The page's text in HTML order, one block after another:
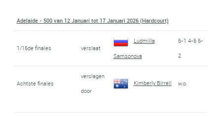
Adelaide - 500 van 12 Januari tot 17 Januari 2026 (Hardcourt)
1/16de finales verslaat
Ludmilla
Samsonova
6-1 4-6 6-
2
Achtste finales
verslagen
door
Kimberly Birrell w.o.